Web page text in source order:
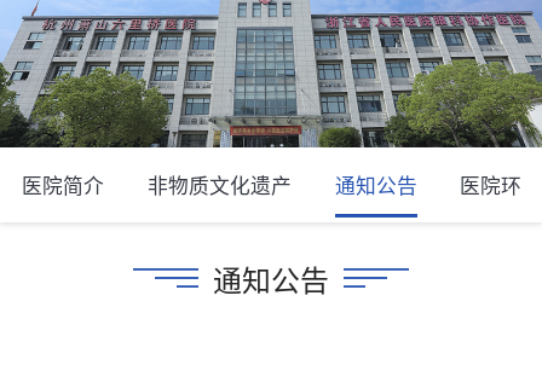
医院简介 非物质文化遗产 通知公告 医院环境
通知公告